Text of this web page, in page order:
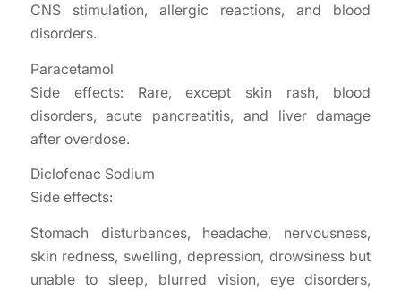
CNS stimulation, allergic reactions, and blood
disorders.
Paracetamol
Side effects: Rare, except skin rash, blood
disorders, acute pancreatitis, and liver damage
after overdose.
Diclofenac Sodium
Side effects:
Stomach disturbances, headache, nervousness,
skin redness, swelling, depression, drowsiness but
unable to sleep, blurred vision, eye disorders,